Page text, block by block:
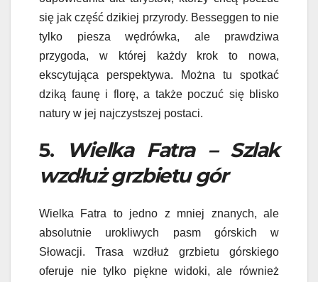
się jak część dzikiej przyrody. Besseggen to nie
tylko piesza wędrówka, ale prawdziwa
przygoda, w której każdy krok to nowa,
ekscytująca perspektywa. Można tu spotkać
dziką faunę i florę, a także poczuć się blisko
natury w jej najczystszej postaci.
5.
Wielka Fatra – Szlak
wzdłuż grzbietu gór
Wielka Fatra to jedno z mniej znanych, ale
absolutnie urokliwych pasm górskich w
Słowacji. Trasa wzdłuż grzbietu górskiego
oferuje nie tylko piękne widoki, ale również